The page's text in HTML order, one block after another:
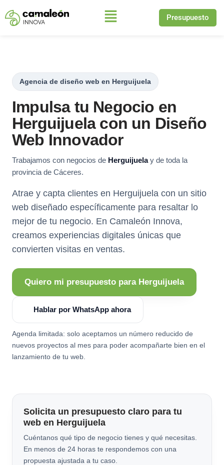
Saltar
Presupuesto
Agencia de diseño web en Herguijuela
Impulsa tu Negocio en
Herguijuela con un Diseño
Web Innovador
Trabajamos con negocios de Herguijuelay de toda la
provincia de Cáceres.
Atrae y capta clientes en Herguijuela con un sitio
web diseñado específicamente para resaltar lo
mejor de tu negocio. En Camaleón Innova,
creamos experiencias digitales únicas que
convierten visitas en ventas.
Quiero mi presupuesto para Herguijuela
Hablar por WhatsApp ahora
Agenda limitada: solo aceptamos un número reducido de
nuevos proyectos al mes para poder acompañarte bien en el
lanzamiento de tu web.
Solicita un presupuesto claro para tu
web en Herguijuela
Cuéntanos qué tipo de negocio tienes y qué necesitas.
En menos de 24 horas te respondemos con una
propuesta ajustada a tu caso.